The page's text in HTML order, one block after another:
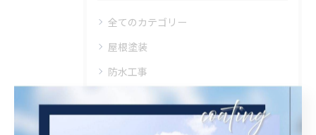
全てのカテゴリー
屋根塗装
防水工事
茨木市の外壁塗装